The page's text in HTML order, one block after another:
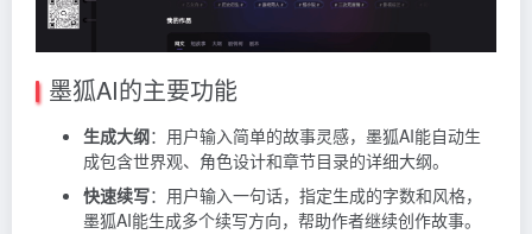
墨狐AI的主要功能
生成大纲：用户输入简单的故事灵感，墨狐AI能自动生
成包含世界观、角色设计和章节目录的详细大纲。
快速续写：用户输入一句话，指定生成的字数和风格，
墨狐AI能生成多个续写方向，帮助作者继续创作故事。